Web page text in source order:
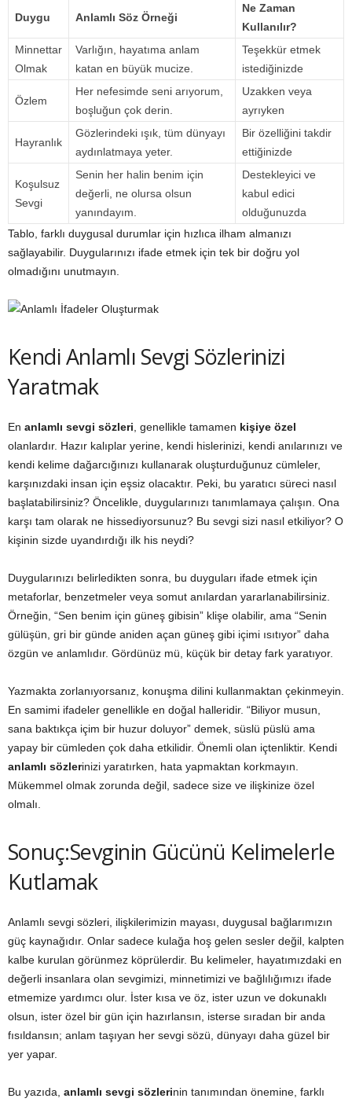
Duygu Anlamlı Söz Örneği
Ne Zaman
Kullanılır?
Minnettar
Olmak
Varlığın, hayatıma anlam
katan en büyük mucize.
Teşekkür etmek
istediğinizde
Özlem
Her nefesimde seni arıyorum,
boşluğun çok derin.
Uzakken veya
ayrıyken
Hayranlık
Gözlerindeki ışık, tüm dünyayı
aydınlatmaya yeter.
Bir özelliğini takdir
ettiğinizde
Koşulsuz
Sevgi
Senin her halin benim için
değerli, ne olursa olsun
yanındayım.
Destekleyici ve
kabul edici
olduğunuzda
Tablo, farklı duygusal durumlar için hızlıca ilham almanızı
sağlayabilir. Duygularınızı ifade etmek için tek bir doğru yol
olmadığını unutmayın.
Kendi Anlamlı Sevgi Sözlerinizi
Yaratmak
En anlamlı sevgi sözleri , genellikle tamamen kişiye özel
olanlardır. Hazır kalıplar yerine, kendi hislerinizi, kendi anılarınızı ve
kendi kelime dağarcığınızı kullanarak oluşturduğunuz cümleler,
karşınızdaki insan için eşsiz olacaktır. Peki, bu yaratıcı süreci nasıl
başlatabilirsiniz? Öncelikle, duygularınızı tanımlamaya çalışın. Ona
karşı tam olarak ne hissediyorsunuz? Bu sevgi sizi nasıl etkiliyor? O
kişinin sizde uyandırdığı ilk his neydi?
Duygularınızı belirledikten sonra, bu duyguları ifade etmek için
metaforlar, benzetmeler veya somut anılardan yararlanabilirsiniz.
Örneğin, “Sen benim için güneş gibisin” klişe olabilir, ama “Senin
gülüşün, gri bir günde aniden açan güneş gibi içimi ısıtıyor” daha
özgün ve anlamlıdır. Gördünüz mü, küçük bir detay fark yaratıyor.
Yazmakta zorlanıyorsanız, konuşma dilini kullanmaktan çekinmeyin.
En samimi ifadeler genellikle en doğal halleridir. “Biliyor musun,
sana baktıkça içim bir huzur doluyor” demek, süslü püslü ama
yapay bir cümleden çok daha etkilidir. Önemli olan içtenliktir. Kendi
anlamlı sözlerinizi yaratırken, hata yapmaktan korkmayın.
Mükemmel olmak zorunda değil, sadece size ve ilişkinize özel
olmalı.
Sonuç:Sevginin Gücünü Kelimelerle
Kutlamak
Anlamlı sevgi sözleri, ilişkilerimizin mayası, duygusal bağlarımızın
güç kaynağıdır. Onlar sadece kulağa hoş gelen sesler değil, kalpten
kalbe kurulan görünmez köprülerdir. Bu kelimeler, hayatımızdaki en
değerli insanlara olan sevgimizi, minnetimizi ve bağlılığımızı ifade
etmemize yardımcı olur. İster kısa ve öz, ister uzun ve dokunaklı
olsun, ister özel bir gün için hazırlansın, isterse sıradan bir anda
fısıldansın; anlam taşıyan her sevgi sözü, dünyayı daha güzel bir
yer yapar.
Bu yazıda, anlamlı sevgi sözlerinin tanımından önemine, farklı